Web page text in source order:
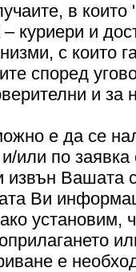
в
куриери и
с които
според
и за
е да се
или по
извън Вашата
Ви
установим,
е